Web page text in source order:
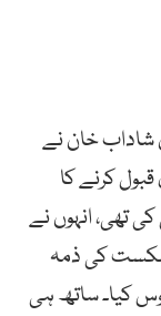
شاداب خان نے
کرنے کا
تھی، انہوں نے
شکست کی ذمہ
کیا۔ ساتھ ہی